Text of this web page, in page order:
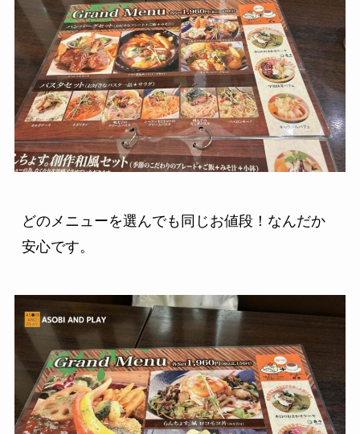
どのメニューを選んでも同じお値段！なんだか
安心です。